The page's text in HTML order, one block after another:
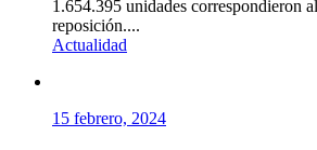
1.654.395 unidades correspondieron
reposición....
Actualidad
15 febrero, 2024